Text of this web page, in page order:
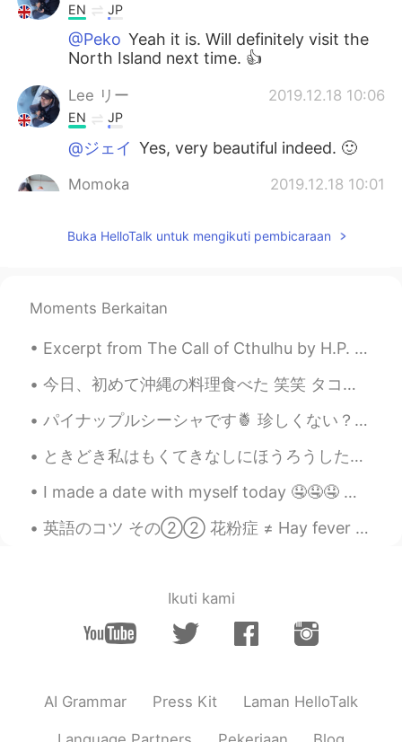
EN JP
@Peko Yeah it is. Will definitely visit the
North Island next time. 👍
Lee リー 2019.12.18 10:06
EN JP
@ジェイ Yes, very beautiful indeed. 🙂
Momoka 2019.12.18 10:01
I’m gonna go to NZ next year. I’m getting
yuka
JP EN
@Lee リーI know 😊 the glacier looks
visit to north island next time if you have
Yes, correct. I took a road trip
from Christchurch down to Milford
Sounds. NZ is truly beautiful.
JP EN
Buka HelloTalk untuk mengikuti pembicaraan
Moments Berkaitan
Excerpt from The Call of Cthulhu by H.P. Lovecraft. The most merciful thing in the world, I thin...
今日、初めて沖縄の料理食べた 笑笑 タコライスって聞いたら、蛸のライスだと思い込んでた 😂😂 とても美味しかった❤ 毎日食べたいけど、高い😢😢 私は山派だけど、美味しいご飯を食べて沖縄に行き...
パイナップルシーシャです🍍 珍しくない？ Lol the guy working in the shisha place was like we run out of fruit but we ...
ときどき私はもくてきなしにほうろうしたいとおもいます。 Sometimes I would just like to wander without aim. Just pack up som...
I made a date with myself today 🤤🤤🤤 나는 오늘 자신이랑 데이트를 했어요 🤤🤤🤤 私は自分とデートをした 🤤🤤🤤 我跟自己約會了 🤤🤤🤤
英語のコツ その②② 花粉症 ≠ Hay fever 花粉症を辞書で調べたら「hay fever」が出てくるけど、ほとんど使わない言葉です。日本に住んでいる英語圏の方は「hay fever」を...
Ikuti kami
AI Grammar Press Kit Laman HelloTalk